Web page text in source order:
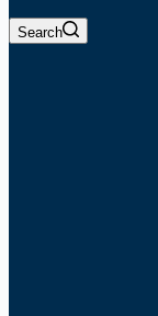
Search